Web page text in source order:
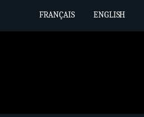
FRANÇAIS ENGLISH